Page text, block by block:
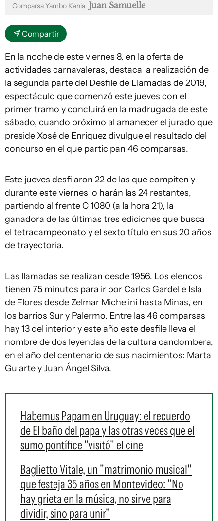
Comparsa Yambo Kenia Juan Samuelle
Compartir
En la noche de este viernes 8, en la oferta de
actividades carnavaleras, destaca la realización de
la segunda parte del Desfile de Llamadas de 2019,
espectáculo que comenzó este jueves con el
primer tramo y concluirá en la madrugada de este
sábado, cuando próximo al amanecer el jurado que
preside Xosé de Enriquez divulgue el resultado del
concurso en el que participan 46 comparsas.
Este jueves desfilaron 22 de las que compiten y
durante este viernes lo harán las 24 restantes,
partiendo al frente C 1080 (a la hora 21), la
ganadora de las últimas tres ediciones que busca
el tetracampeonato y el sexto título en sus 20 años
de trayectoria.
Las llamadas se realizan desde 1956. Los elencos
tienen 75 minutos para ir por Carlos Gardel e Isla
de Flores desde Zelmar Michelini hasta Minas, en
los barrios Sur y Palermo. Entre las 46 comparsas
hay 13 del interior y este año este desfile lleva el
nombre de dos leyendas de la cultura candombera,
en el año del centenario de sus nacimientos: Marta
Gularte y Juan Ángel Silva.
Habemus Papam en Uruguay: el recuerdo
de El baño del papa y las otras veces que el
sumo pontífice "visitó" el cine
Baglietto Vitale, un "matrimonio musical"
que festeja 35 años en Montevideo: "No
hay grieta en la música, no sirve para
dividir, sino para unir"